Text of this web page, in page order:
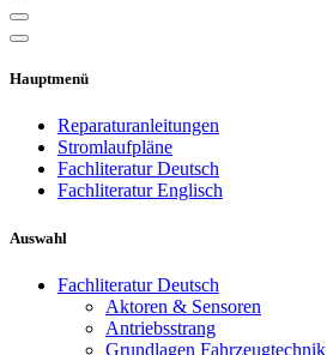
Hauptmenü
Reparaturanleitungen
Stromlaufpläne
Fachliteratur Deutsch
Fachliteratur Englisch
Auswahl
Fachliteratur Deutsch
Aktoren & Sensoren
Antriebsstrang
Grundlagen Fahrzeugtechnik